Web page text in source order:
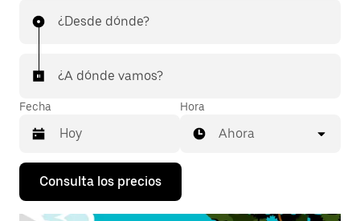
asequibles, para cada viaje. Tu viaje al aeropuerto, al
¿Desde dónde?
¿A dónde vamos?
Fecha
Pulsa
flecha
hacia
Hora
Ahora
Consulta los precios